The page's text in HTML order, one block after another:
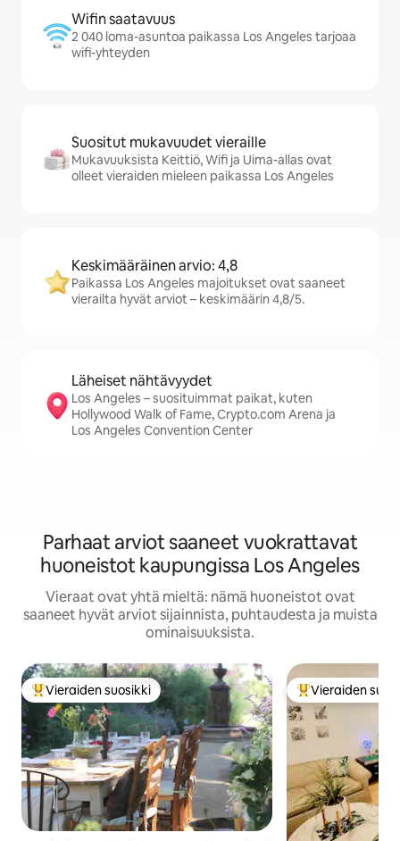
Wifin saatavuus
2 040 loma-asuntoa paikassa Los Angeles tarjoaa
wifi-yhteyden
Suositut mukavuudet vieraille
Mukavuuksista Keittiö, Wifi ja Uima-allas ovat
olleet vieraiden mieleen paikassa Los Angeles
Keskimääräinen arvio: 4,8
Paikassa Los Angeles majoitukset ovat saaneet
vierailta hyvät arviot – keskimäärin 4,8/5.
Läheiset nähtävyydet
Los Angeles – suosituimmat paikat, kuten
Hollywood Walk of Fame, Crypto.com Arena ja
Los Angeles Convention Center
Parhaat arviot saaneet vuokrattavat
huoneistot kaupungissa Los Angeles
Vieraat ovat yhtä mieltä: nämä huoneistot ovat
saaneet hyvät arviot sijainnista, puhtaudesta ja muista
ominaisuuksista.
Vieraiden suosikkien parhaimmistoa
Vieraiden suosikki Vieraiden
Vieraiden